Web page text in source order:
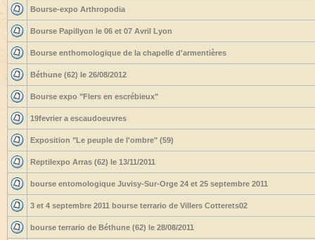
Bourse-expo Arthropodia
Bourse Papillyon le 06 et 07 Avril Lyon
Bourse enthomologique de la chapelle d'armentières
Béthune (62) le 26/08/2012
Bourse expo "Flers en escrébieux"
19fevrier a escaudoeuvres
Exposition "Le peuple de l'ombre" (59)
Reptilexpo Arras (62) le 13/11/2011
bourse entomologique Juvisy-Sur-Orge 24 et 25 septembre 2011
3 et 4 septembre 2011 bourse terrario de Villers Cotterets02
bourse terrario de Béthune (62) le 28/08/2011